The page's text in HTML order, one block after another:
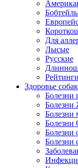
Для
Лысые
Русские
Здоровье собак
Болезни
Болезни
Болезни
Болезни
Болезни